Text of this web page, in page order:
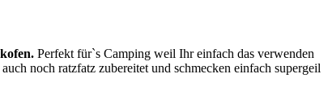
Perfekt fürˋs Camping weil Ihr einfach das verwenden
noch ratzfatz zubereitet und schmecken einfach supergeil